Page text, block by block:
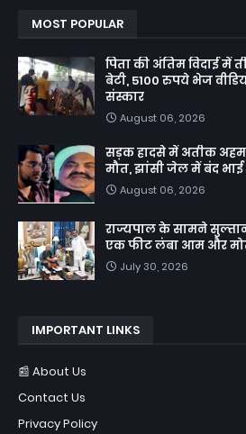
MOST POPULAR
पिता की अंतिम विदाई में
बेटी, 5100 रुपये भेज
संस्कार
August 06, 2026
सड़क हादसे में अतीक
मौत, झांसी जेल में बंद
August 06, 2026
राज्यपाल के सामने
एक फीट लंबा आम और
July 30, 2026
IMPORTANT LINKS
📰 About Us
Contact Us
Privacy Policy